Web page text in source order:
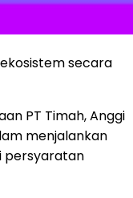
secara
PT Timah, Anggi
menjalankan
persyaratan